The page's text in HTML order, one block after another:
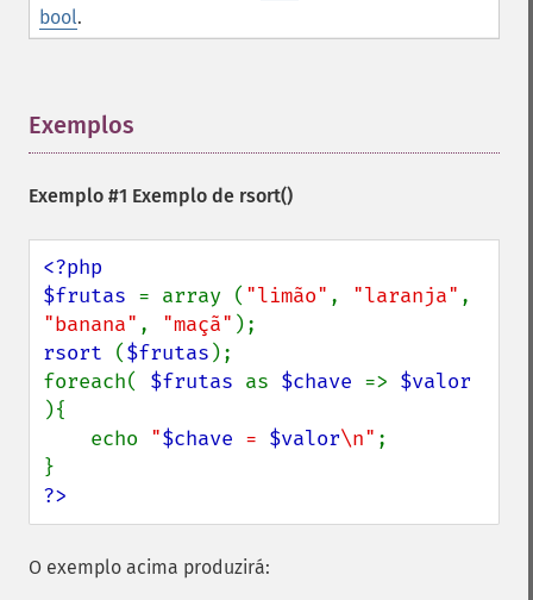
bool.
Exemplos
Exemplo #1 Exemplo de rsort()
<?php
$frutas = array ( "limão" , "laranja"
"banana" , "maçã"
rsort ($frutas );
foreach( $frutas as $chave =>
){
    echo
"$chave = $valor\n" ;
?>
O exemplo acima produzirá: